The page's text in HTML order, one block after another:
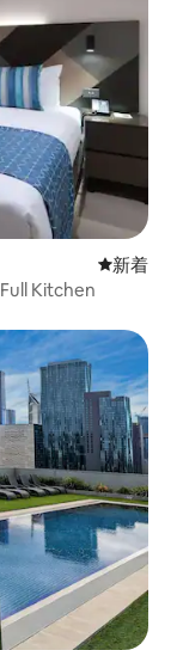
新しい宿
新着
Kitchen